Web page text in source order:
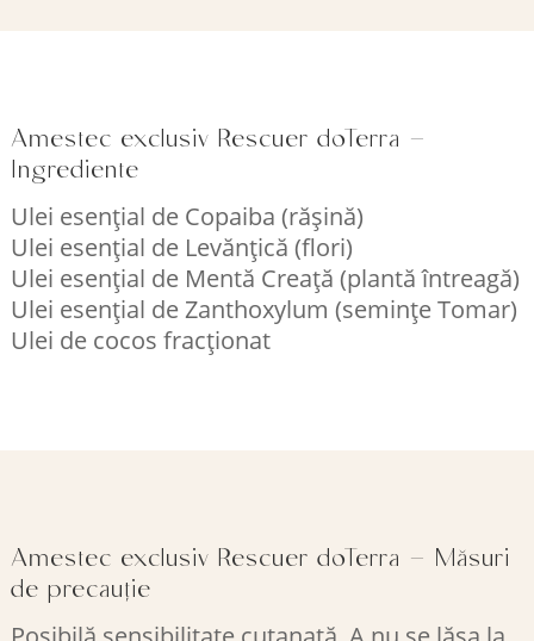
Amestec exclusiv Rescuer doTerra –
Ingrediente
Ulei esențial de Copaiba (rășină)
Ulei esențial de Levănțică (flori)
Ulei esențial de Mentă Creață (plantă întreagă)
Ulei esențial de Zanthoxylum (semințe Tomar)
Ulei de cocos fracționat
Amestec exclusiv Rescuer doTerra – Măsuri
de precauție